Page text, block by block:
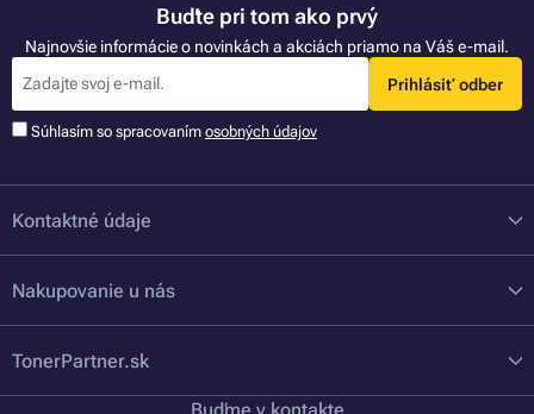
Buďte pri tom ako prvý
Najnovšie informácie o novinkách a akciách priamo na Váš e-mail.
Prihlásiť odber
Súhlasím so spracovaním osobných údajov
Kontaktné údaje
Nakupovanie u nás
TonerPartner.sk